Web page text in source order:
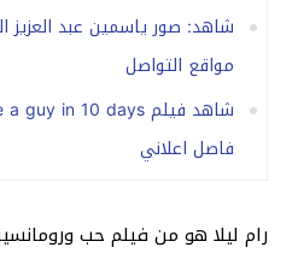
شاهد: صور ياسمين عبد العزيز
مواقع التواصل
فاصل اعلاني
رام ليلا هو من فيلم حب